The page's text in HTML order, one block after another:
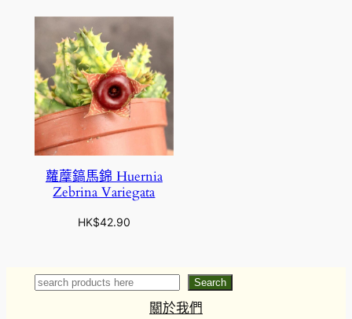
蘿藦鎬馬錦 Huernia
Zebrina Variegata
HK$42.90
Search Search
關於我們